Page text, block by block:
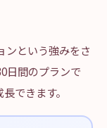
ンという強みをさ
日間のプランで
できます。